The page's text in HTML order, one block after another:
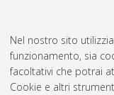
Nel nostro sito
funzionamento, sia
facoltativi che potrai
Cookie e altri